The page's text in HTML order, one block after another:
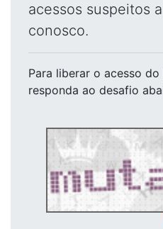
acessos suspeitos
conosco.
Para liberar o acesso do
responda ao desafio